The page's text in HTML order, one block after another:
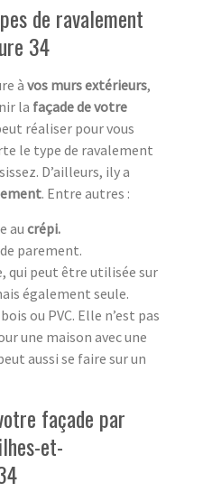
de ravalement
34
à vos murs extérieurs,
la façade de votre
réaliser pour vous
le type de ravalement
D’ailleurs, ily a
. Entre autres :
au crépi.
parement.
qui peut être utilisée sur
également seule.
bois ou PVC. Elle n’est pas
une maison avec une
aussi se faire sur un
façade par
et-